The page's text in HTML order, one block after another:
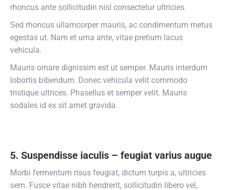
rhoncus ante sollicitudin nisl consectetur ultricies.
Sed rhoncus ullamcorper mauris, ac condimentum metus
egestas ut. Nam et urna ante, vitae pretium lacus
vehicula.
Mauris ornare dignissim est ut semper. Mauris interdum
lobortis bibendum. Donec vehicula velit commodo
tristique ultrices. Phasellus et semper velit. Mauris
sodales id ex sit amet gravida.
5. Suspendisse iaculis – feugiat varius augue
Morbi fermentum risus feugiat, dictum turpis a, ultricies
sem. Fusce vitae nibh hendrerit, sollicitudin libero vel,